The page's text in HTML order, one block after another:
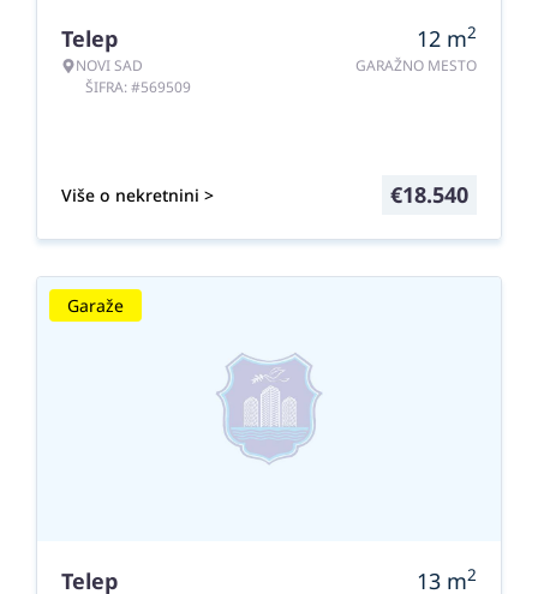
Telep
NOVI SAD
ŠIFRA: #569509
12 m2
GARAŽNO MESTO
Više o nekretnini > €18.540
Garaže
Telep 13 m2